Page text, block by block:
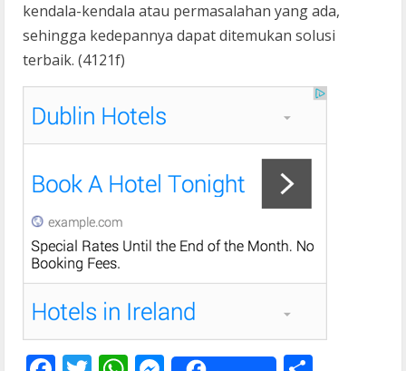
kendala-kendala atau permasalahan yang ada,
sehingga kedepannya dapat ditemukan solusi
terbaik. (4121f)